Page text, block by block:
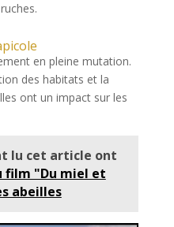
en pleine mutation.
des habitats et la
ont un impact sur les
lu cet article ont
film "Du miel et
abeilles